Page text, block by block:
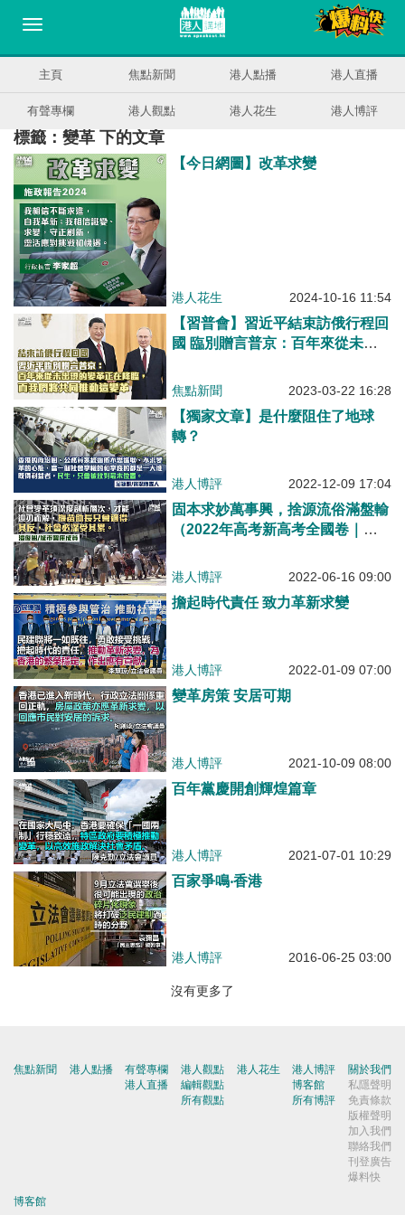
主頁 焦點新聞 港人點播 港人直播
有聲專欄 港人觀點 港人花生 港人博評
標籤：變革 下的文章
【今日網圖】改革求變
港人花生 2024-10-16 11:54
【習普會】習近平結束訪俄行程回
國 臨別贈言普京：百年來從未出
推動這變革
焦點新聞 2023-03-22 16:28
【獨家文章】是什麼阻住了地球
轉？
港人博評 2022-12-09 17:04
固本求妙萬事興，捨源流俗滿盤輸
（2022年高考新高考全國卷｜中
港人博評 2022-06-16 09:00
擔起時代責任 致力革新求變
港人博評 2022-01-09 07:00
變革房策 安居可期
港人博評 2021-10-09 08:00
百年黨慶開創輝煌篇章
港人博評 2021-07-01 10:29
百家爭鳴‧香港
港人博評 2016-06-25 03:00
沒有更多了
焦點新聞 港人點播
有聲專欄
港人直播
港人觀點
編輯觀點
所有觀點
港人花生
港人博評
博客館
所有博評
關於我們
私隱聲明
免責條款
版權聲明
加入我們
聯絡我們
刊登廣告
爆料快
博客館